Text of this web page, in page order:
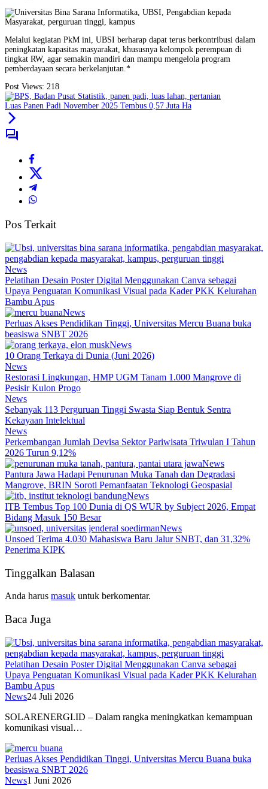
Melalui kegiatan PkM ini, UBSI berharap dapat terus berkontribusi dalam
peningkatan kapasitas masyarakat, khususnya kelompok perempuan di
tingkat RW, agar semakin mandiri dan mampu mengelola program
pemberdayaan secara berkelanjutan.*
Post Views: 218
Luas Panen Padi November 2025 Tembus 0,57 Juta Ha
Pos Terkait
News
Pelatihan Desain Poster Digital Menggunakan Canva sebagai
Upaya Penguatan Komunikasi Visual pada Kader PKK Kelurahan
Bambu Apus
News
Perluas Akses Pendidikan Tinggi, Universitas Mercu Buana buka
beasiswa SNBT 2026
News
10 Orang Terkaya di Dunia (Juni 2026)
News
Restorasi Lingkungan, HMP UGM Tanam 1.000 Mangrove di
Pesisir Kulon Progo
News
Sebanyak 113 Perguruan Tinggi Swasta Siap Bentuk Sentra
Kekayaan Intelektual
News
Perkembangan Jumlah Devisa Sektor Pariwisata Triwulan I Tahun
2026 Turun 9,12%
News
Pantura Jawa Hadapi Penurunan Muka Tanah dan Degradasi
Mangrove, BRIN Soroti Pemanfaatan Teknologi Geospasial
News
ITB Tembus Top 100 Dunia di QS WUR by Subject 2026, Empat
Bidang Masuk 150 Besar
News
Unsoed Terima 4.030 Mahasiswa Baru Jalur SNBT, dan 31,32%
Penerima KIPK
Tinggalkan Balasan
Anda harus masuk untuk berkomentar.
Baca Juga
Pelatihan Desain Poster Digital Menggunakan Canva sebagai
Upaya Penguatan Komunikasi Visual pada Kader PKK Kelurahan
Bambu Apus
News24 Juli 2026
SOLARENERGI.ID – Dalam rangka meningkatkan kemampuan
komunikasi visual…
Perluas Akses Pendidikan Tinggi, Universitas Mercu Buana buka
beasiswa SNBT 2026
News1 Juni 2026